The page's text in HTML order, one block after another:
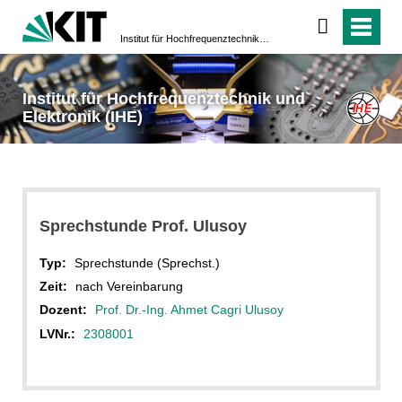
Institut für Hochfrequenztechnik und
Elektronik (IHE)
Sprechstunde Prof. Ulusoy
Typ:
Sprechstunde (Sprechst.)
Zeit:
nach Vereinbarung
Dozent:
Prof. Dr.-Ing. Ahmet Cagri Ulusoy
LVNr.:
2308001